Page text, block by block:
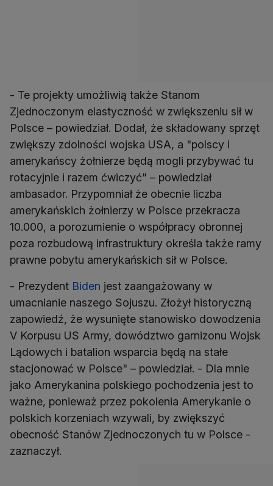
- Te projekty umożliwią także Stanom
Zjednoczonym elastyczność w zwiększeniu sił w
Polsce – powiedział. Dodał, że składowany sprzęt
zwiększy zdolności wojska USA, a "polscy i
amerykańscy żołnierze będą mogli przybywać tu
rotacyjnie i razem ćwiczyć" – powiedział
ambasador. Przypomniał że obecnie liczba
amerykańskich żołnierzy w Polsce przekracza
10.000, a porozumienie o współpracy obronnej
poza rozbudową infrastruktury określa także ramy
prawne pobytu amerykańskich sił w Polsce.
- Prezydent Biden jest zaangażowany w
umacnianie naszego Sojuszu. Złożył historyczną
zapowiedź, że wysunięte stanowisko dowodzenia
V Korpusu US Army, dowództwo garnizonu Wojsk
Lądowych i batalion wsparcia będą na stałe
stacjonować w Polsce" – powiedział. - Dla mnie
jako Amerykanina polskiego pochodzenia jest to
ważne, ponieważ przez pokolenia Amerykanie o
polskich korzeniach wzywali, by zwiększyć
obecność Stanów Zjednoczonych tu w Polsce -
zaznaczył.